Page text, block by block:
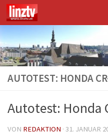
Unter dem Inhalt
AUTOTEST: HONDA
Autotest: Honda
VON REDAKTION · 31. JANUAR